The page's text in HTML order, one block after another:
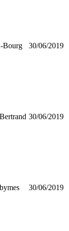
Bourg 30/06/2019
30/06/2019
30/06/2019